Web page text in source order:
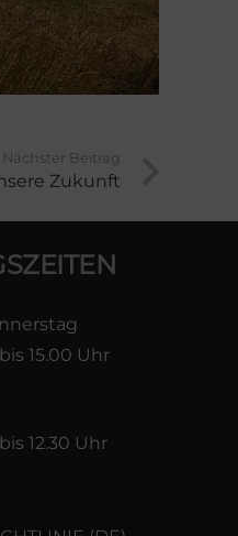
Nächster Beitrag
Zukunft
15.00 Uhr
12.30 Uhr